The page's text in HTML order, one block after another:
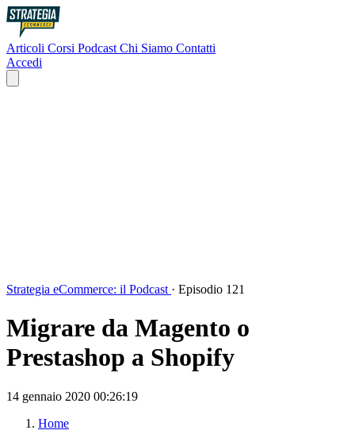
Articoli Corsi Podcast Chi Siamo Contatti
Accedi
Strategia eCommerce: il Podcast · Episodio 121
Migrare da Magento o
Prestashop a Shopify
14 gennaio 2020 00:26:19
Home